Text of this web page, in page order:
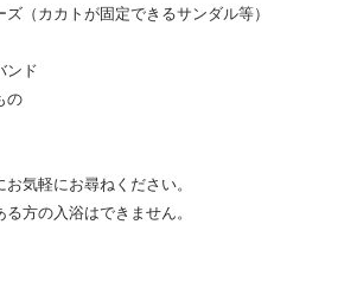
（カカトが固定できるサンダル等）
ンド
の
気軽にお尋ねください。
方の入浴はできません。